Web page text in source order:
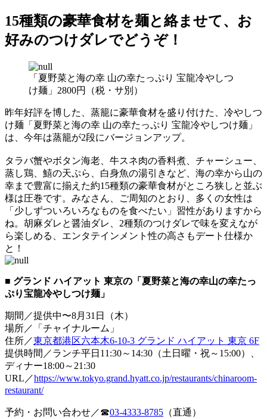
15種類の豪華食材を麺と絡ませて、お
好みのつけダレでどうぞ！
「夏野菜と海の幸 山の幸たっぷり 宝龍冷やしつ
け麺」2800円（税・サ別）
昨年好評を博した、蒸籠に豪華食材を盛り付けた、冷やしつ
け麺「夏野菜と海の幸 山の幸たっぷり 宝龍冷やしつけ麺」
は、今年は蒸籠が2段にバージョンアップ。
タラバ蟹やボタン海老、牛スネ肉の香料煮、チャーシュー、
蒸し鶏、鱚の天ぷら、白身魚の湯引きなど、海の幸から山の
幸まで豊富に揃えた約15種類の豪華食材がところ狭しと並ぶ
様は圧巻です。みなさん、ご周知のとおり、多くの女性は
「少しずついろいろなものを食べたい」習性がありますから
ね。胡麻ダレと醤油ダレ、2種類のつけダレで味を変えなが
ら楽しめる、エンタテインメント性の高さもデート仕様か
と！
■ グランド ハイアット 東京の「夏野菜と海の幸山の幸たっ
ぷり宝龍冷やしつけ麺」
期間／提供中〜8月31日（木）
場所／「チャイナルーム」
住所／東京都港区六本木6-10-3 グランド ハイアット 東京 6F
提供時間／ランチ平日11:30～14:30（土日曜・祝～15:00）、
ディナー18:00～21:30
URL／https://www.tokyo.grand.hyatt.co.jp/restaurants/chinaroom-
restaurant/
予約・お問い合わせ／☎03-4333-8785 （直通）